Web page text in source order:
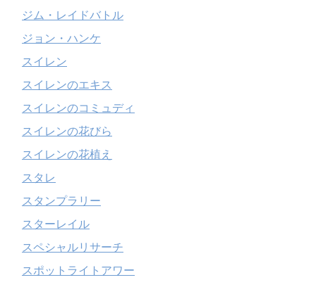
ジム・レイドバトル
ジョン・ハンケ
スイレン
スイレンのエキス
スイレンのコミュディ
スイレンの花びら
スイレンの花植え
スタレ
スタンプラリー
スターレイル
スペシャルリサーチ
スポットライトアワー